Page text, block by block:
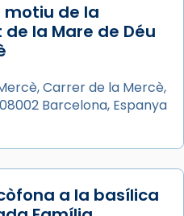
Juliana i
màrtirs.
de sant Cugat, a
sorgeix la tradició
a Júlia”) i
a Semprònia =
I l’any 1667, el
motiu de la
la Mare de Déu
Carrer de la Mercè,
Barcelona, Espanya
a la basílica